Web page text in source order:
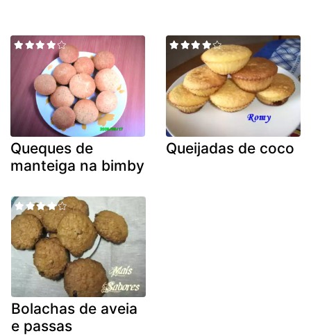
Queques de
manteiga na bimby
Queijadas de coco
Bolachas de aveia
e passas